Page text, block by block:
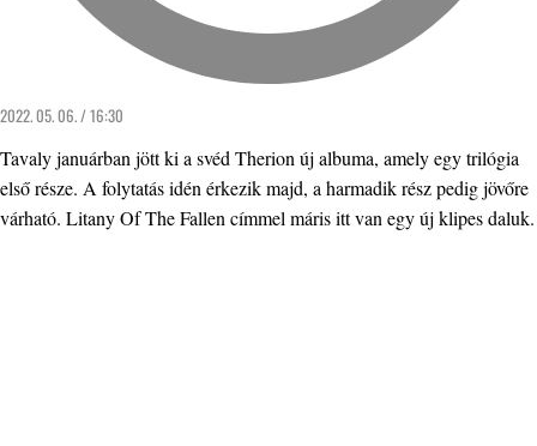
2022. 05. 06. / 16:30
Tavaly januárban jött ki a svéd Therion új albuma, amely egy trilógia
első része. A folytatás idén érkezik majd, a harmadik rész pedig jövőre
várható. Litany Of The Fallen címmel máris itt van egy új klipes daluk.